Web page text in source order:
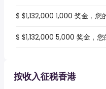
$ $1,132,000 1,000 奖金，
$ $1,132,000 5,000 奖金，
按收入征税香港